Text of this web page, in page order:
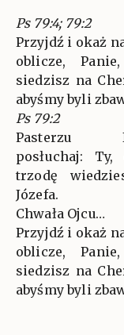
Ps 79:4; 79:2
Przyjdź i okaż
oblicze,
siedzisz na
abyśmy byli
Ps 79:2
Pasterzu
posłuchaj:
trzodę
Józefa.
Chwała Ojcu…
Przyjdź i okaż
oblicze,
siedzisz na
abyśmy byli